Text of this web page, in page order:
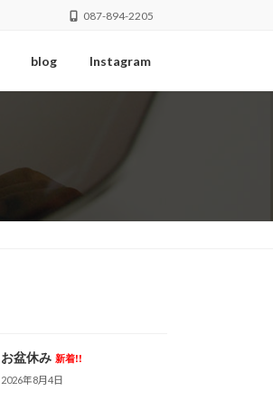
087-894-2205
blog Instagram
お盆休み 新着!!
2026年8月4日